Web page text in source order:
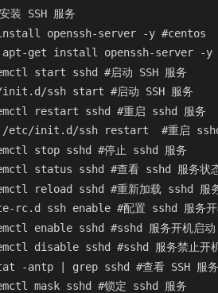
装 SSH 服务
openssh-server -y #centos
apt-get install openssh-server -y
start sshd #启动 SSH 服务
ssh start #启动 SSH 服务
restart sshd #重启 sshd 服务
/etc/init.d/ssh restart  #重启
stop sshd #停止 sshd 服务
status sshd #查看 sshd 服务状
reload sshd #重新加载 sshd 服务
rc.d ssh enable #配置 sshd 服务开
enable sshd #sshd 服务开机启动
disable sshd #sshd 服务禁止开
-antp | grep sshd #查看 SSH 服务
mask sshd #锁定 sshd 服务